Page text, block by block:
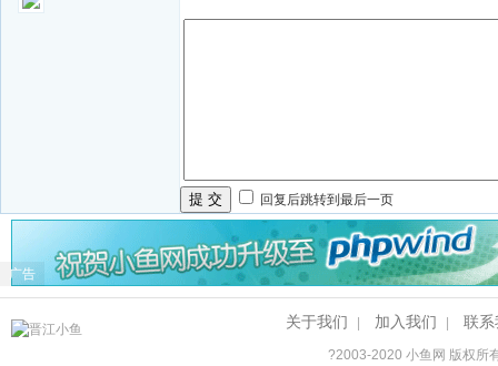
提 交 回复后跳转到最后一页
广告
关于我们 加入我们 联系
?2003-2020小鱼网 版权所